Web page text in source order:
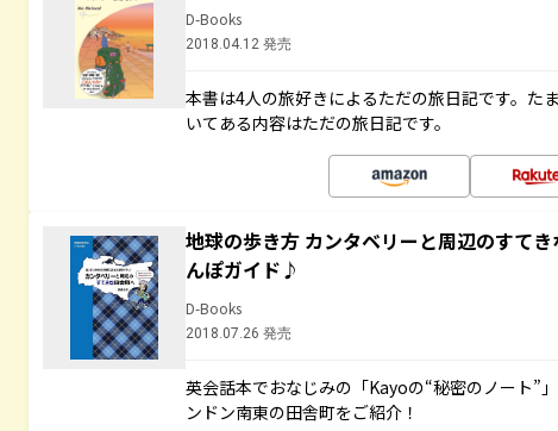
D-Books
2018.04.12 発売
本書は4人の旅好きによるただの旅日記です。た
いてある内容はただの旅日記です。
地球の歩き方 カンタベリーと周辺のすて
んぽガイド♪
D-Books
2018.07.26 発売
英会話本でおなじみの「Kayoの“秘密のノート”
ンドン南東の田舎町をご紹介！